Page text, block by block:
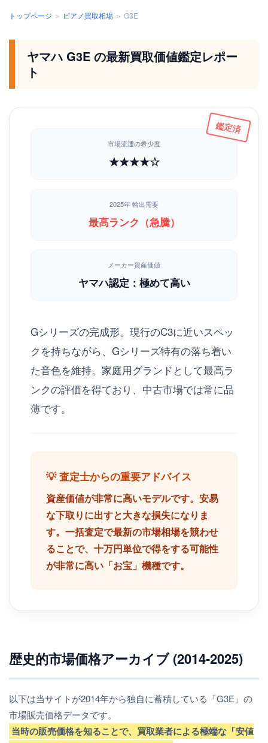
トップページ ＞ ピアノ買取相場 ＞ G3E
ヤマハ G3E の最新買取価値鑑定レポー
ト
市場流通の希少度
★★★★☆
2025年 輸出需要
最高ランク（急騰）
メーカー資産価値
ヤマハ認定：極めて高い
Gシリーズの完成形。現行のC3に近いスペッ
クを持ちながら、Gシリーズ特有の落ち着い
た音色を維持。家庭用グランドとして最高ラ
ンクの評価を得ており、中古市場では常に品
薄です。
💡 査定士からの重要アドバイス
資産価値が非常に高いモデルです。安易
な下取りに出すと大きな損失になりま
す。一括査定で最新の市場相場を競わせ
ることで、十万円単位で得をする可能性
が非常に高い「お宝」機種です。
歴史的市場価格アーカイブ (2014-2025)
以下は当サイトが2014年から独自に蓄積している「G3E」の
市場販売価格データです。
当時の販売価格を知ることで、買取業者による極端な「安値